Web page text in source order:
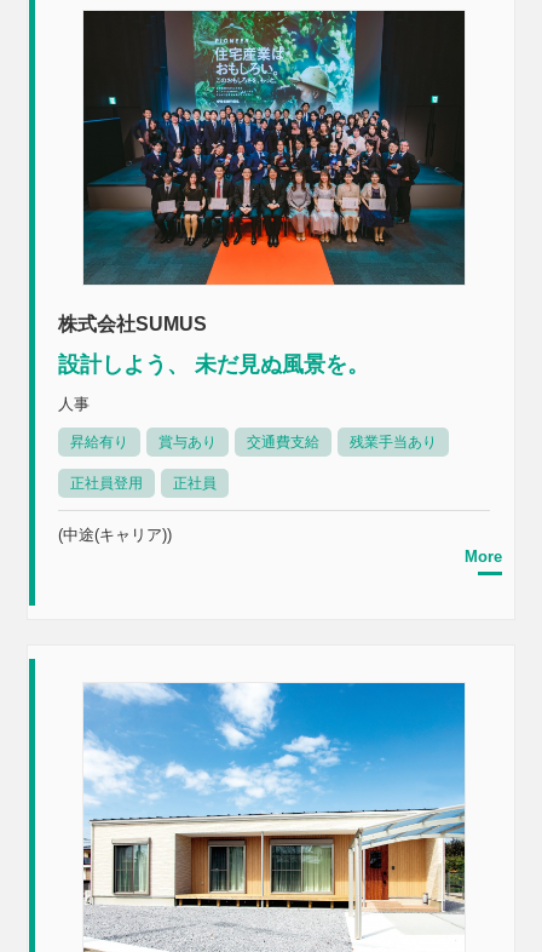
株式会社SUMUS
設計しよう、 未だ見ぬ風景を。
人事
昇給有り 賞与あり 交通費支給 残業手当あり
正社員登用 正社員
(中途(キャリア))
More